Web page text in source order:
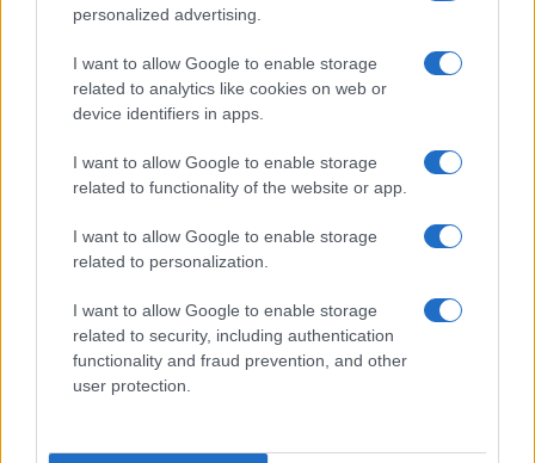
personalized advertising.
I want to allow Google to enable storage
related to analytics like cookies on web or
device identifiers in apps.
I want to allow Google to enable storage
related to functionality of the website or app.
I want to allow Google to enable storage
related to personalization.
I want to allow Google to enable storage
related to security, including authentication
functionality and fraud prevention, and other
user protection.